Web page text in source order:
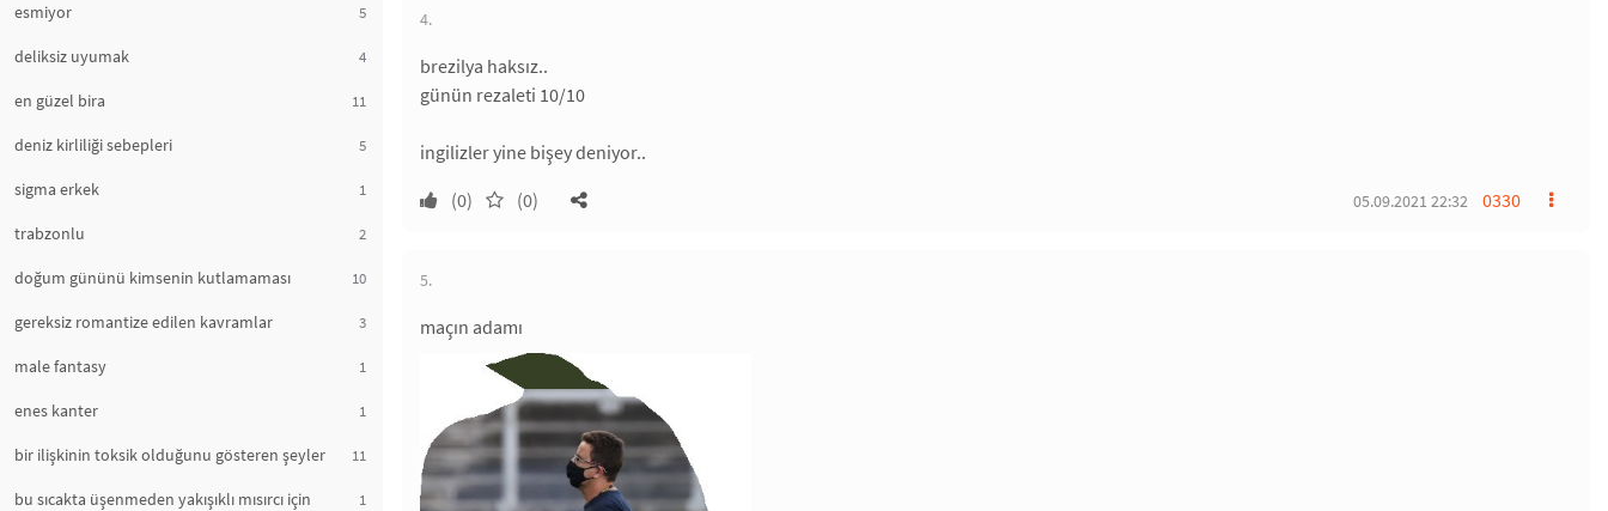
esmiyor 5
deliksiz uyumak 4
en güzel bira 11
deniz kirliliği sebepleri 5
sigma erkek 1
trabzonlu 2
doğum gününü kimsenin kutlamaması 10
gereksiz romantize edilen kavramlar 3
male fantasy 1
enes kanter 1
bir ilişkinin toksik olduğunu gösteren şeyler 11
bu sıcakta üşenmeden yakışıklı mısırcı için
1
4.
brezilya haksız..
günün rezaleti 10/10
ingilizler yine bişey deniyor..
(0)
(0) 0330
05.09.2021 22:32
5.
maçın adamı